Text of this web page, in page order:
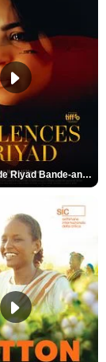
Les Silences de Riyad Bande-annonce VO STFR